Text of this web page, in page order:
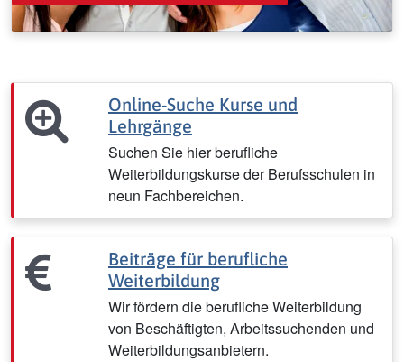
Online-Suche Kurse und
Lehrgänge
Suchen Sie hier berufliche
Weiterbildungskurse der Berufsschulen in
neun Fachbereichen.
Beiträge für berufliche
Weiterbildung
Wir fördern die berufliche Weiterbildung
von Beschäftigten, Arbeitssuchenden und
Weiterbildungsanbietern.